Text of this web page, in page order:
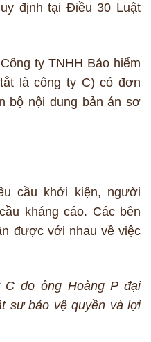
định tại Điều 30 Luật
ty TNHH Bảo hiểm
là công ty C) có đơn
bộ nội dung bản án sơ
cầu khởi kiện, người
kháng cáo. Các bên
được với nhau về việc
C do ông Hoàng P đại
sư bảo vệ quyền và lợi